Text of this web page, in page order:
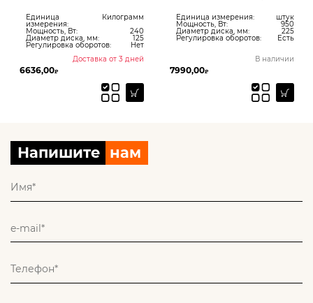
Единица
измерения:
Килограмм
Мощность, Вт:
Диаметр диска, мм:
Регулировка оборотов:
Доставка от 3 дней
6636,00₽
Единица измерения: штук
Мощность, Вт:
Диаметр диска, мм:
Регулировка оборотов: Есть
В наличии
7990,00₽
Напишите нам